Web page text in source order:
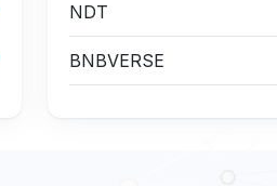
NDT
BNBVERSE